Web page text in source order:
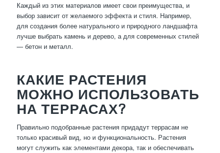
Каждый из этих материалов имеет свои преимущества, и
выбор зависит от желаемого эффекта и стиля. Например,
для создания более натурального и природного ландшафта
лучше выбрать камень и дерево, а для современных стилей
— бетон и металл.
КАКИЕ РАСТЕНИЯ
МОЖНО ИСПОЛЬЗОВАТЬ
НА ТЕРРАСАХ?
Правильно подобранные растения придадут террасам не
только красивый вид, но и функциональность. Растения
могут служить как элементами декора, так и обеспечивать